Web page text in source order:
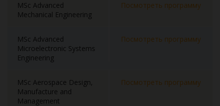
MSc Advanced
Mechanical Engineering
Посмотреть программу
MSc Advanced
Microelectronic Systems
Engineering
Посмотреть программу
MSc Aerospace Design,
Manufacture and
Management
Посмотреть программу